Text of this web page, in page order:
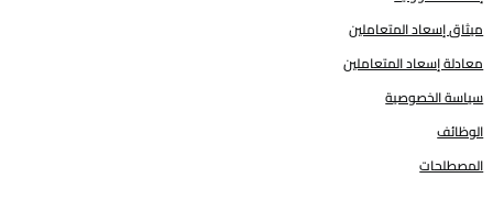
ميثاق إسعاد المتعاملين
معادلة إسعاد المتعاملين
سياسة الخصوصية
الوظائف
المصطلحات